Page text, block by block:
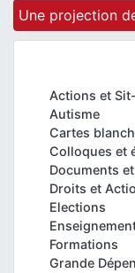
Une projection
Actions et
Autisme
Cartes
Colloques et
Documents
Droits et
Elections
Formations
Grande